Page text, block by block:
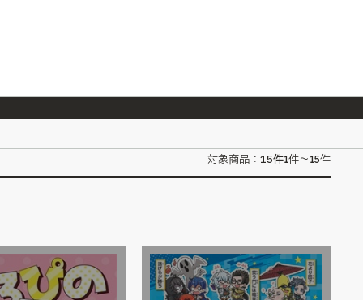
7/23 『ONE PIECE magazine 021 ONE PIECEカード付き同梱版』発売延期のご案内
対象商品： 15件1件～15件